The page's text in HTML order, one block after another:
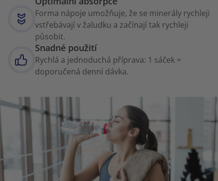
Forma nápoje umožňuje, že se minerály rychleji
vstřebávají v žaludku a začínají tak rychleji
působit.
Snadné použití
Rychlá a jednoduchá příprava: 1 sáček =
doporučená denní dávka.